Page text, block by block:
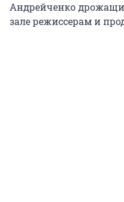
Андрейченко
зале режиссерам и